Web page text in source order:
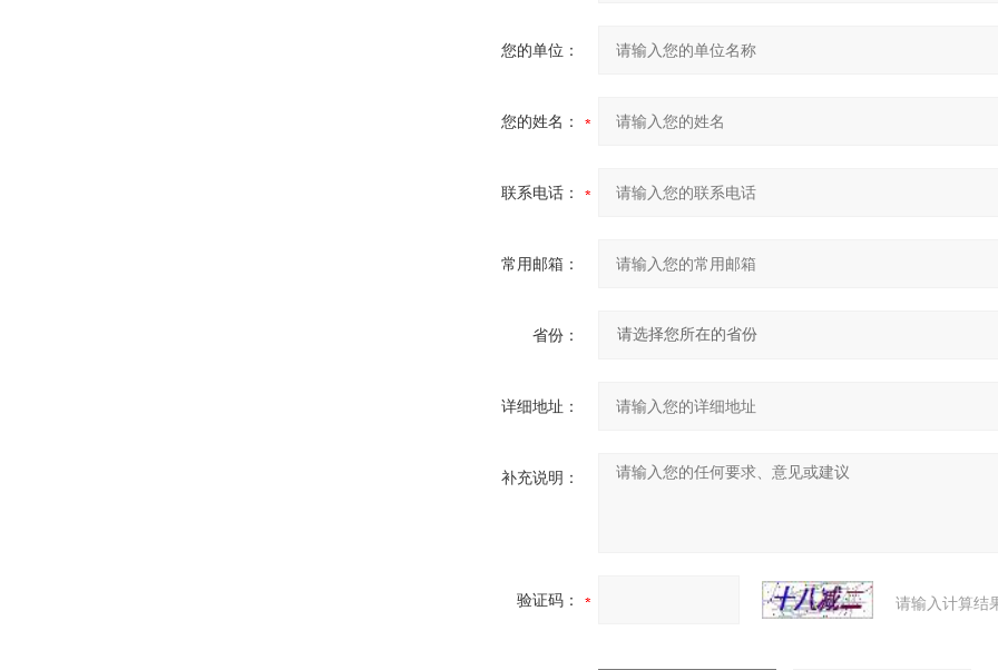
您的单位：
您的姓名：
联系电话：
常用邮箱：
省份：
详细地址：
补充说明：
验证码： 请输入计算结